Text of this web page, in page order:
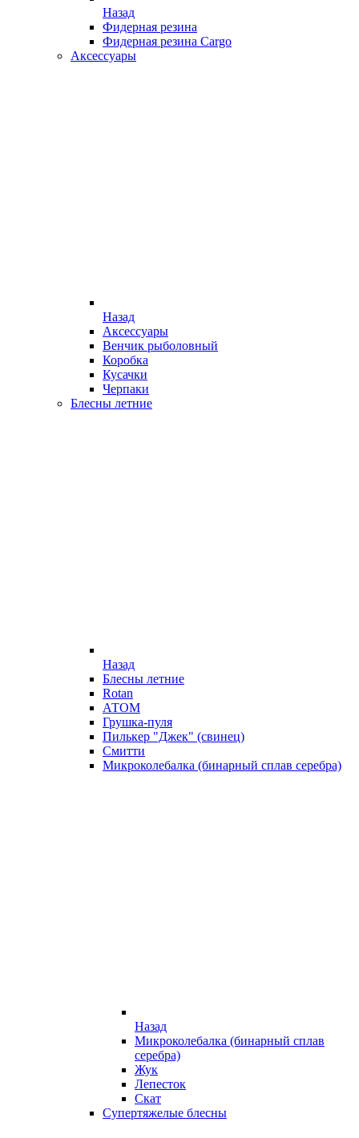
Назад
Фидерная резина
Фидерная резина Cargo
Аксессуары
Назад
Аксессуары
Венчик рыболовный
Коробка
Кусачки
Черпаки
Блесны летние
Назад
Блесны летние
Rotan
АТОМ
Грушка-пуля
Пилькер "Джек" (свинец)
Смитти
Микроколебалка (бинарный сплав серебра)
Назад
Микроколебалка (бинарный сплав
серебра)
Жук
Лепесток
Скат
Супертяжелые блесны